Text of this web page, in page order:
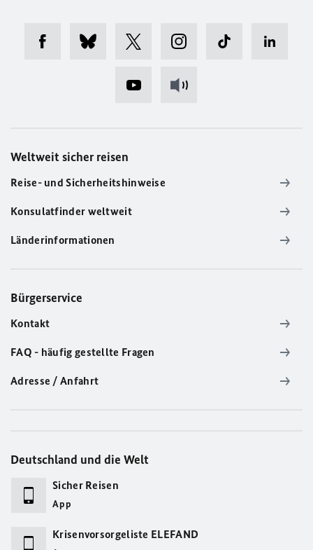
Weltweit sicher reisen
Reise- und Sicherheitshinweise
Konsulatfinder weltweit
Länderinformationen
Bürgerservice
Kontakt
FAQ - häufig gestellte Fragen
Adresse / Anfahrt
Deutschland und die Welt
Sicher Reisen
App
Krisenvorsorgeliste ELEFAND